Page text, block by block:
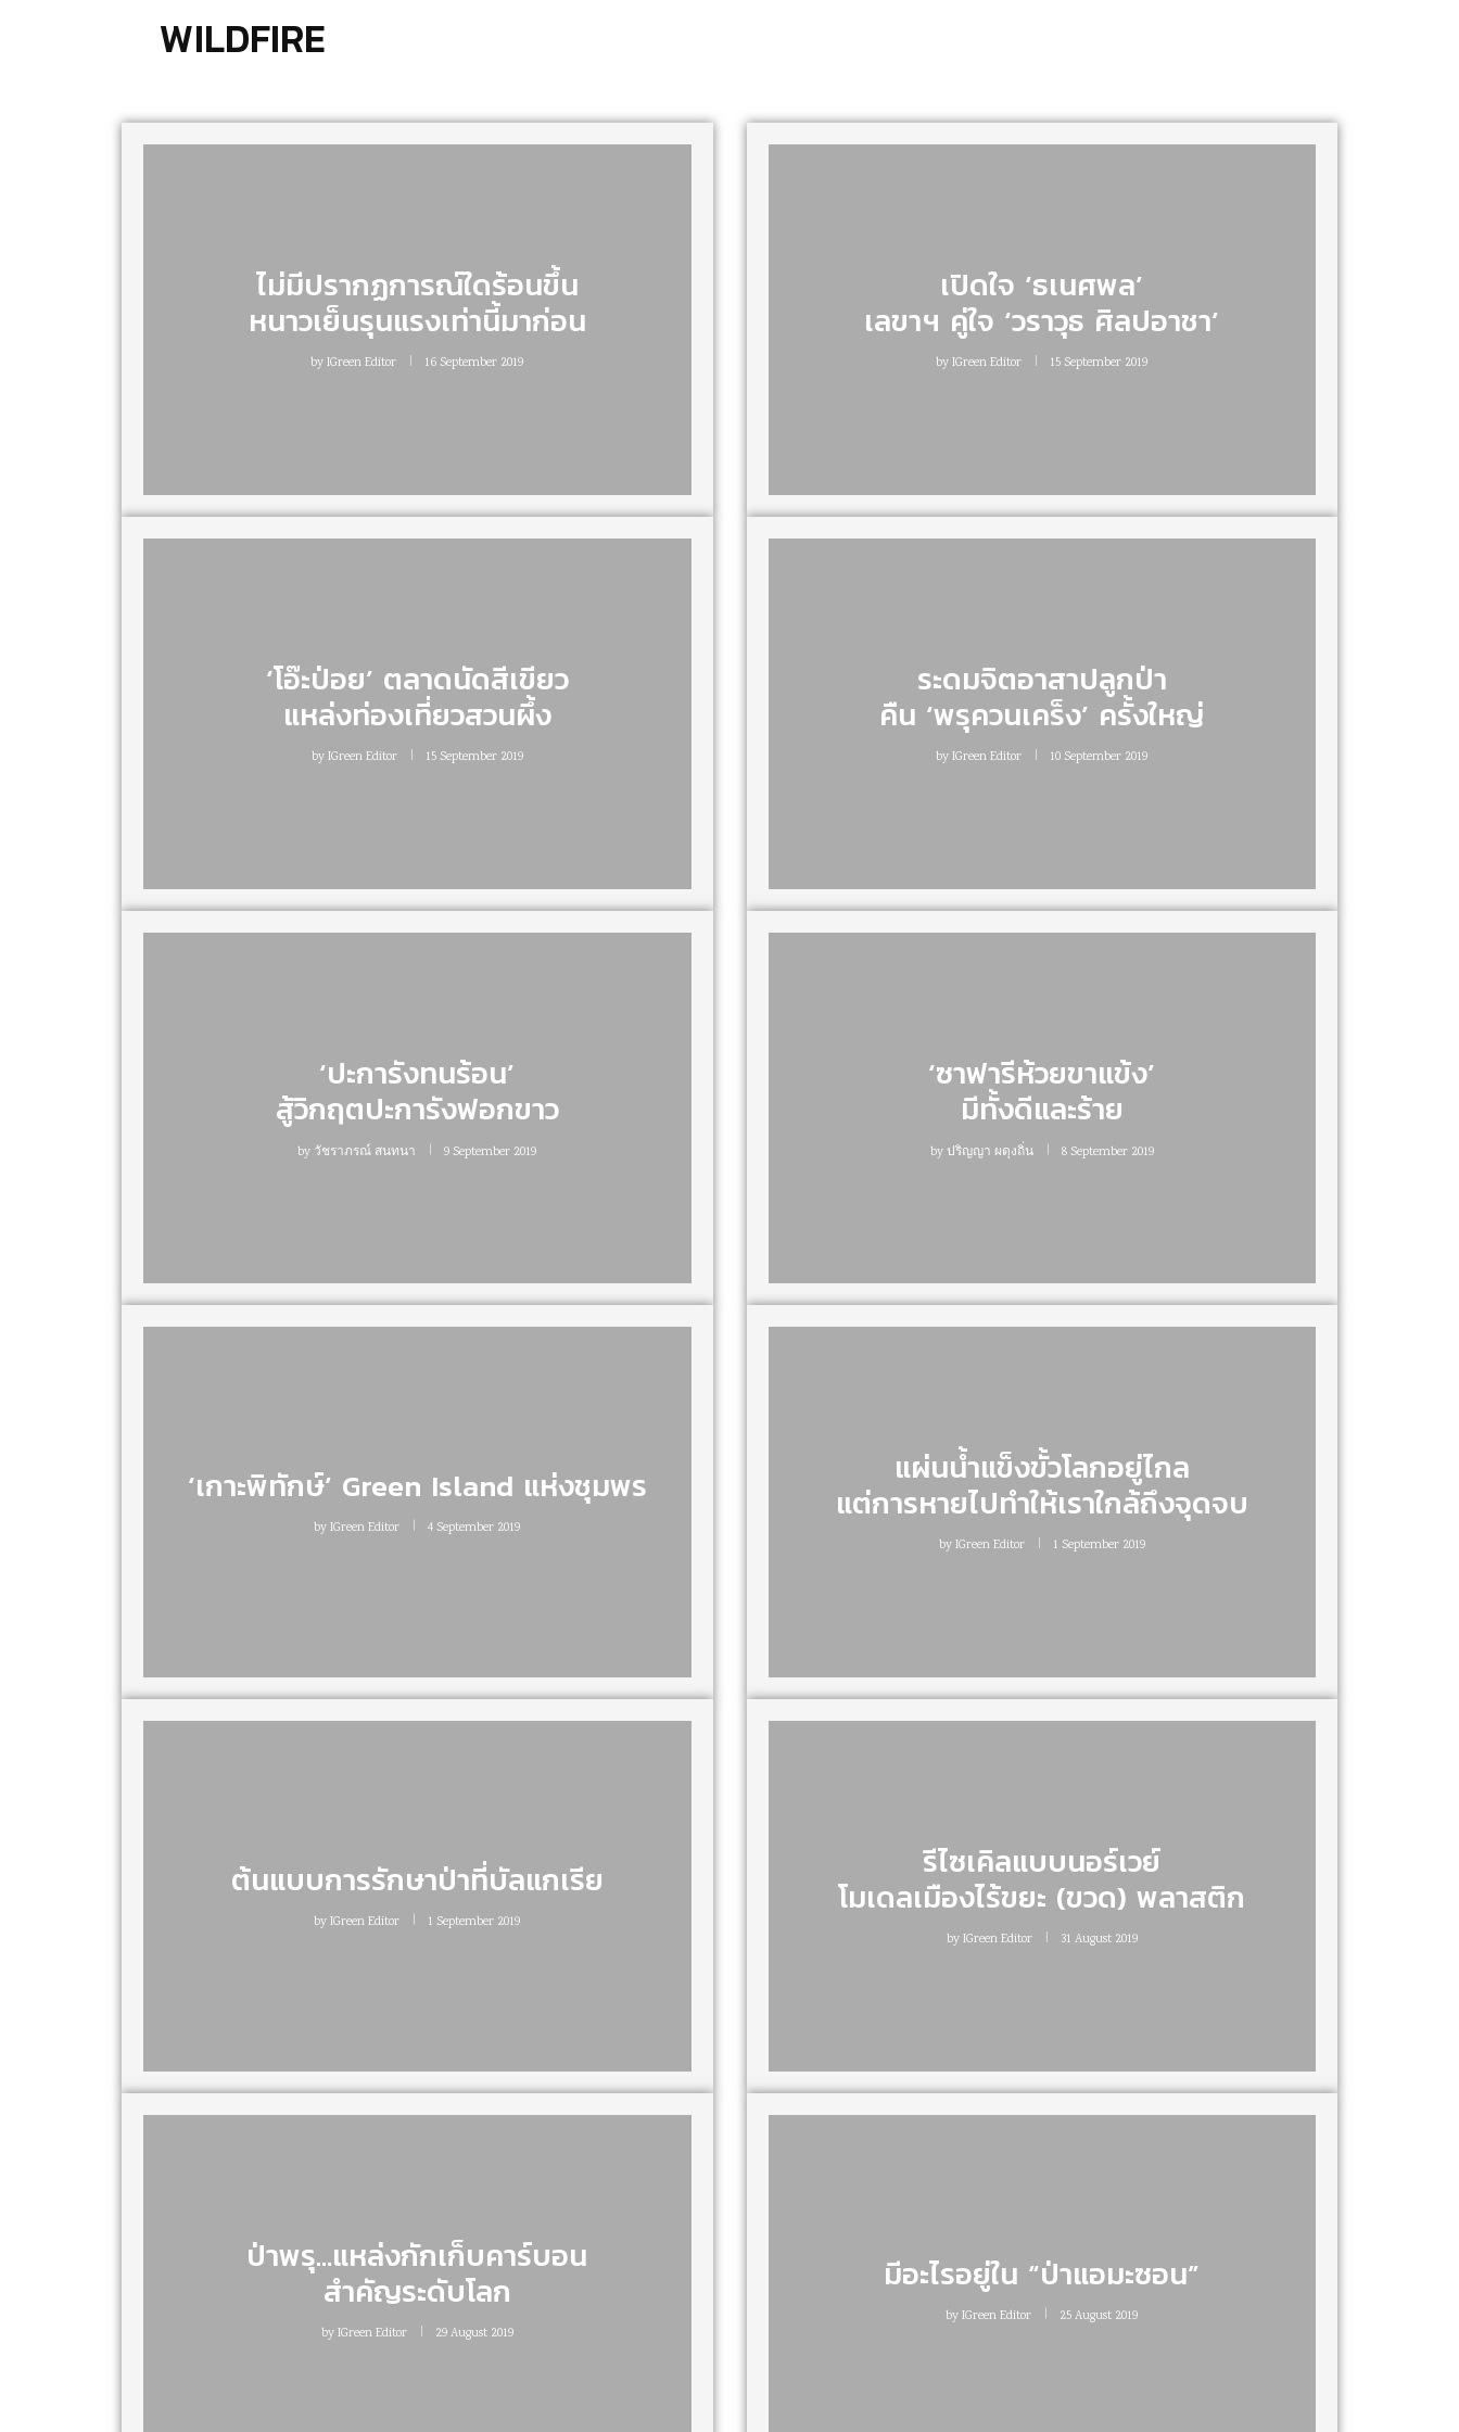
WILDFIRE
ไม่มีปรากฏการณ์ใดร้อนขึ้น
หนาวเย็นรุนแรงเท่านี้มาก่อน
byIGreen Editor 16 September 2019
เปิดใจ ‘ธเนศพล’
เลขาฯ คู่ใจ ‘วราวุธ ศิลปอาชา’
byIGreen Editor 15 September 2019
‘โอ๊ะป่อย’ ตลาดนัดสีเขียว
แหล่งท่องเที่ยวสวนผึ้ง
byIGreen Editor 15 September 2019
ระดมจิตอาสาปลูกป่า
คืน ‘พรุควนเคร็ง’ ครั้งใหญ่
byIGreen Editor 10 September 2019
‘ปะการังทนร้อน’
สู้วิกฤตปะการังฟอกขาว
by วัชราภรณ์ สนทนา 9 September 2019
‘ซาฟารีห้วยขาแข้ง’
มีทั้งดีและร้าย
byปริญญา ผดุงถิ่น 8 September 2019
‘เกาะพิทักษ์’ Green Island แห่งชุมพร
byIGreen Editor 4 September 2019
แผ่นน้ำแข็งขั้วโลกอยู่ไกล
แต่การหายไปทำให้เราใกล้ถึงจุดจบ
byIGreen Editor 1 September 2019
ต้นแบบการรักษาป่าที่บัลแกเรีย
byIGreen Editor 1 September 2019
รีไซเคิลแบบนอร์เวย์
โมเดลเมืองไร้ขยะ (ขวด) พลาสติก
byIGreen Editor 31 August 2019
ป่าพรุ…แหล่งกักเก็บคาร์บอน
สำคัญระดับโลก
byIGreen Editor 29 August 2019
มีอะไรอยู่ใน “ป่าแอมะซอน”
byIGreen Editor 25 August 2019